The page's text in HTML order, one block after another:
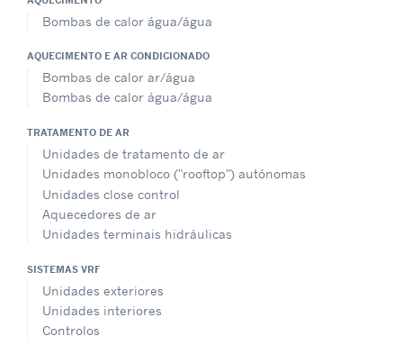
Bombas de calor água/água
AQUECIMENTO E AR CONDICIONADO
Bombas de calor ar/água
Bombas de calor água/água
TRATAMENTO DE AR
Unidades de tratamento de ar
Unidades monobloco ("rooftop") autónomas
Unidades close control
Aquecedores de ar
Unidades terminais hidráulicas
SISTEMAS VRF
Unidades exteriores
Unidades interiores
Controlos